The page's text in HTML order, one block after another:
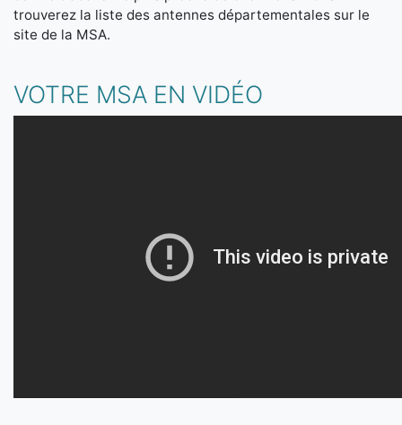
trouverez la liste des antennes départementales sur le
site de la MSA.
VOTRE MSA EN VIDÉO